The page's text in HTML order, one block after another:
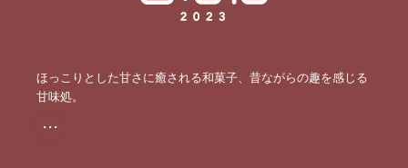
ほっこりとした甘さに癒される和菓子、昔ながらの趣を感じる
甘味処。
・・・